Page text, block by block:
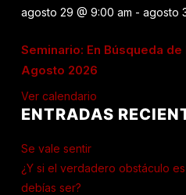
agosto 29 @ 9:00 am - agosto
Seminario: En Búsqueda
Agosto 2026
Ver calendario
ENTRADAS
Se vale sentir
¿Y si el verdadero obstáculo
debías ser?